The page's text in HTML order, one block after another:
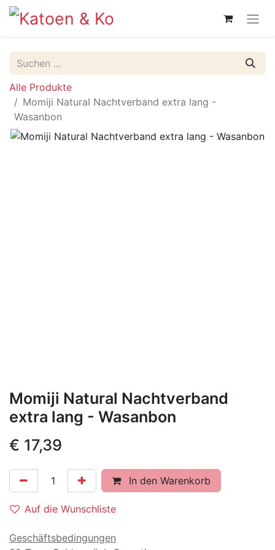
Alle Produkte
Momiji Natural Nachtverband extra lang -
Wasanbon
Momiji Natural Nachtverband
extra lang - Wasanbon
€ 17,39
In den Warenkorb
Auf die Wunschliste
Geschäftsbedingungen